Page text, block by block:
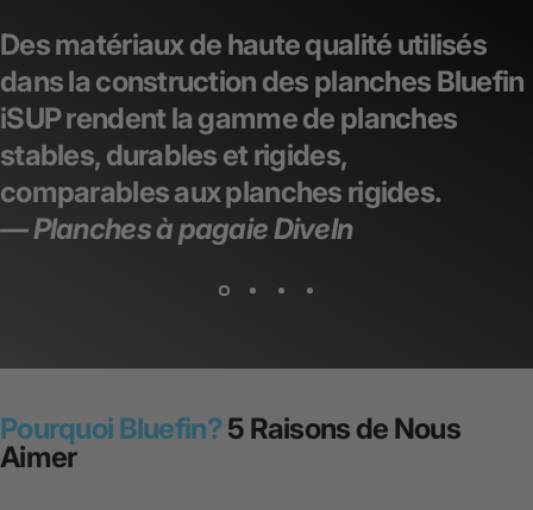
Des matériaux de haute qualité utilisés
dans la construction des planches Bluefin
iSUP rendent la gamme de planches
stables, durables et rigides,
comparables aux planches rigides.
— Planches à pagaie DiveIn
Pourquoi Bluefin?5 Raisons de Nous
Aimer